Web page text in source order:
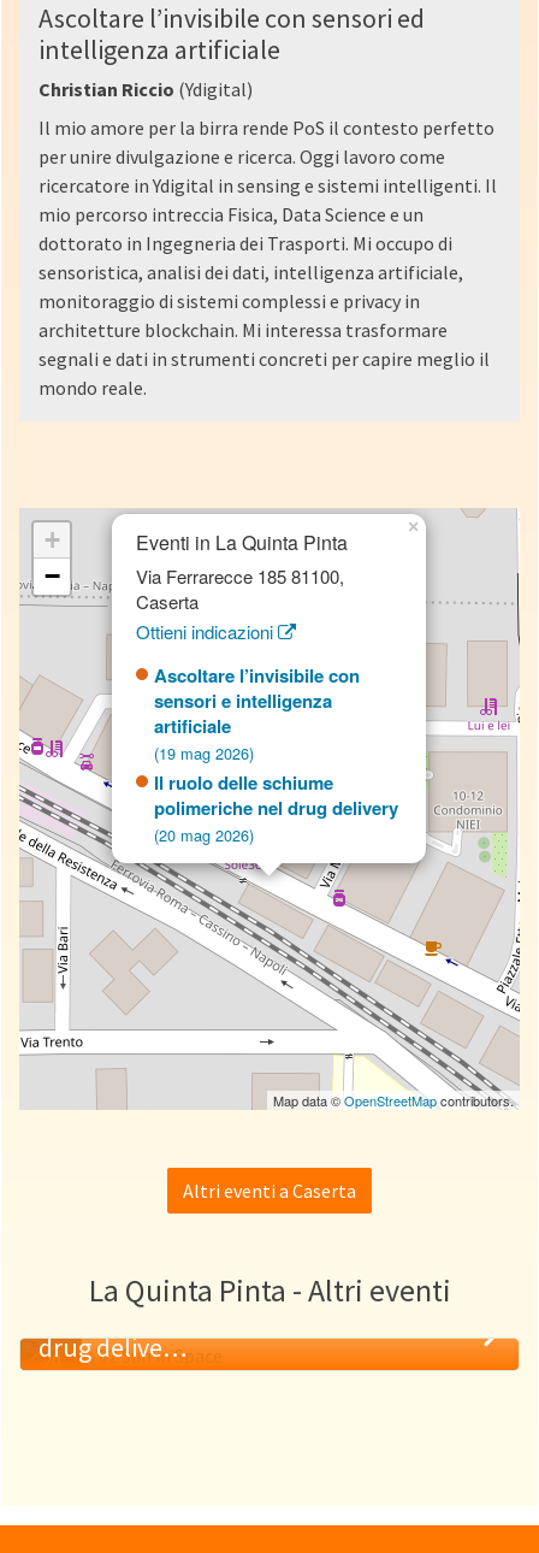
Ascoltare l’invisibile con sensori ed
intelligenza artificiale
Christian Riccio (Ydigital)
Il mio amore per la birra rende PoS il contesto perfetto
per unire divulgazione e ricerca. Oggi lavoro come
ricercatore in Ydigital in sensing e sistemi intelligenti. Il
mio percorso intreccia Fisica, Data Science e un
dottorato in Ingegneria dei Trasporti. Mi occupo di
sensoristica, analisi dei dati, intelligenza artificiale,
monitoraggio di sistemi complessi e privacy in
architetture blockchain. Mi interessa trasformare
segnali e dati in strumenti concreti per capire meglio il
mondo reale.
Eventi in La Quinta Pinta
Via Ferrarecce 185 81100,
Caserta
Ottieni indicazioni
Ascoltare l’invisibile con
sensori e intelligenza
artificiale
(19 mag 2026)
Il ruolo delle schiume
polimeriche nel drug delivery
(20 mag 2026)
×
+
−
Map data ©OpenStreetMapcontributors.
Altri eventi a Caserta
La Quinta Pinta - Altri eventi
20
Il ruolo delle schiume polimeriche nel
drug delive…